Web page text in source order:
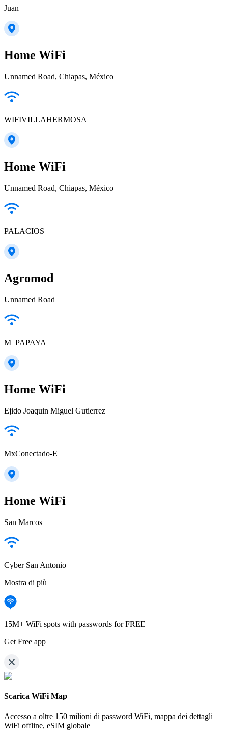
Juan
Home WiFi
Unnamed Road, Chiapas, México
WIFIVILLAHERMOSA
Home WiFi
Unnamed Road, Chiapas, México
PALACIOS
Agromod
Unnamed Road
M_PAPAYA
Home WiFi
Ejido Joaquin Miguel Gutierrez
MxConectado-E
Home WiFi
San Marcos
Cyber San Antonio
Mostra di più
15M+ WiFi spots with passwords for FREE
Get Free app
Scarica WiFi Map
Accesso a oltre 150 milioni di password WiFi, mappa dei dettagli
WiFi offline, eSIM globale